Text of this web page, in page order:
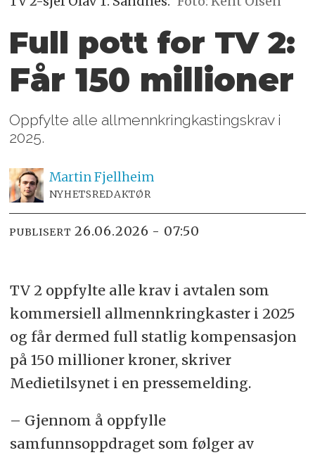
Full pott for TV 2:
Får 150 millioner
Oppfylte alle allmennkringkastingskrav i
2025.
MartinFjellheim
NYHETSREDAKTØR
PUBLISERT 26.06.2026 - 07:50
TV 2 oppfylte alle krav i avtalen som
kommersiell allmennkringkaster i 2025
og får dermed full statlig kompensasjon
på 150 millioner kroner, skriver
Medietilsynet i en pressemelding.
– Gjennom å oppfylle
samfunnsoppdraget som følger av